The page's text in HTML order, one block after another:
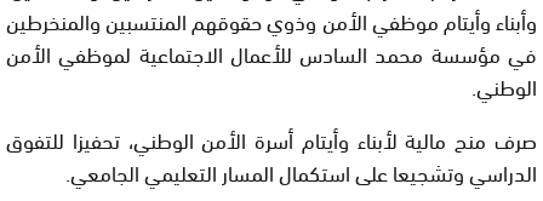
وأبناء وأيتام موظفي الأمن وذوي حقوقهم المنتسبين والمنخرطين
في مؤسسة محمد السادس للأعمال الاجتماعية لموظفي الأمن
الوطني.
صرف منح مالية لأبناء وأيتام أسرة الأمن الوطني، تحفيزا للتفوق
الدراسي وتشجيعا على استكمال المسار التعليمي الجامعي.